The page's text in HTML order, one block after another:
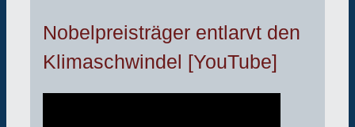
Nobelpreisträger entlarvt den
Klimaschwindel [YouTube]